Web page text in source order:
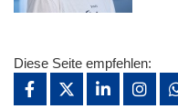
Diese Seite empfehlen: